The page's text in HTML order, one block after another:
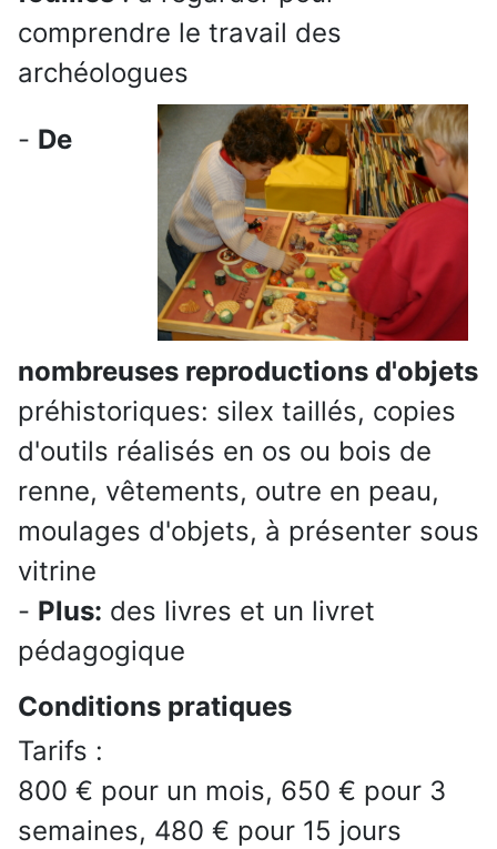
comprendre le travail des
archéologues
- De
nombreuses reproductions d'objets
préhistoriques: silex taillés, copies
d'outils réalisés en os ou bois de
renne, vêtements, outre en peau,
moulages d'objets, à présenter sous
vitrine
- Plus: des livres et un livret
pédagogique
Conditions pratiques
Tarifs :
800 € pour un mois, 650 € pour 3
semaines, 480 € pour 15 jours